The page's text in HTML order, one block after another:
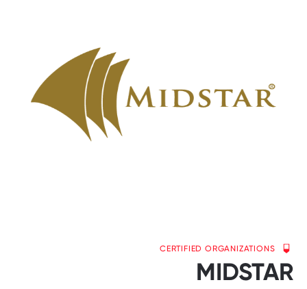
CERTIFIED ORGANIZATIONS
MIDSTAR